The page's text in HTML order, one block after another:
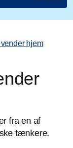
hjem
fra en af
tænkere.